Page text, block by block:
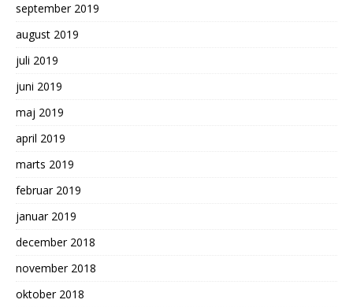
september 2019
august 2019
juli 2019
juni 2019
maj 2019
april 2019
marts 2019
februar 2019
januar 2019
december 2018
november 2018
oktober 2018